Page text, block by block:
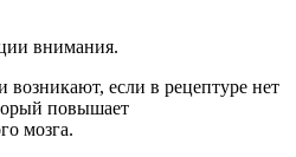
внимания.
если в рецептуре нет
повышает
мозга.